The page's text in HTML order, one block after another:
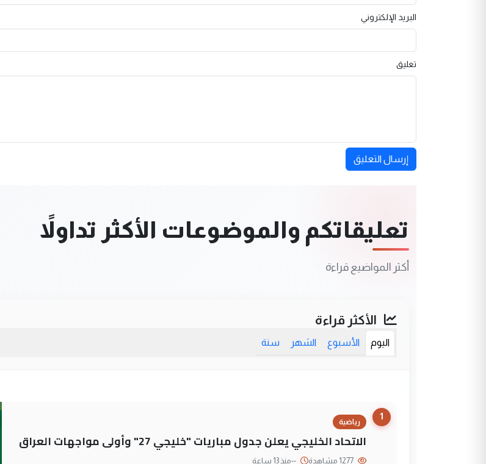
البريد الإلكتروني
تعليق
إرسال التعليق
تعليقاتكم والموضوعات الأكثر تداولاً
أكثر المواضيع قراءة
الأكثر قراءة
اليوم الأسبوع الشهر سنة
1
رياضية
الاتحاد الخليجي يعلن جدول مباريات "خليجي 27" وأولى مواجهات العراق
--منذ 13 ساعة